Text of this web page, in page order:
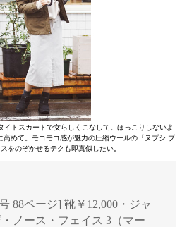
イトスカートで女らしくこなして。ほっこりしないよ
高めて。モコモコ感が魅力の圧縮ウールの『ヌプシ ブ
をのぞかせるテクも即真似したい。
88ページ] 靴￥12,000・ジャ
ノース・フェイス 3（マー